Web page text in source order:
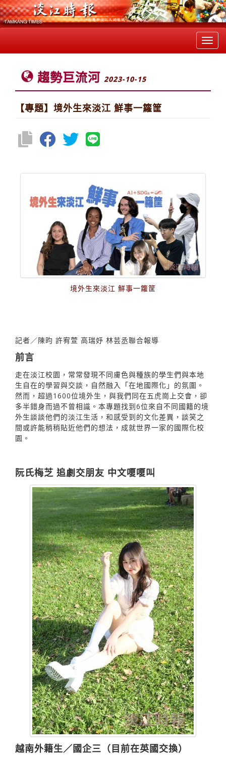
趨勢巨流河 2023-10-15
【專題】境外生來淡江 鮮事一籮筐
境外生來淡江 鮮事一籮筐
記者／陳昀 許宥萱 高瑞妤 林芸丞聯合報導
前言
走在淡江校園，常常發現不同膚色與種族的學生們與本地
生自在的學習與交談，自然融入「在地國際化」的氛圍。
然而，超過1600位境外生，與我們同在五虎崗上交會，卻
多半錯身而過不曾相識。本專題找到6位來自不同國籍的境
外生談談他們的淡江生活，和感受到的文化差異，談笑之
間或許能稍稍貼近他們的想法，成就世界一家的國際化校
園。
阮氏梅芝 追劇交朋友 中文嗄嗄叫
越南外籍生／國企三（目前在英國交換）